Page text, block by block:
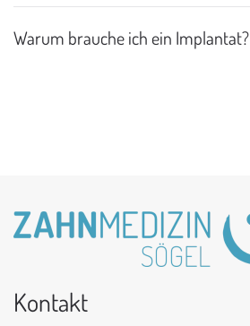
Warum brauche ich ein Implantat?
Kontakt